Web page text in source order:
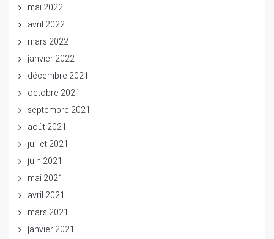
mai 2022
avril 2022
mars 2022
janvier 2022
décembre 2021
octobre 2021
septembre 2021
août 2021
juillet 2021
juin 2021
mai 2021
avril 2021
mars 2021
janvier 2021